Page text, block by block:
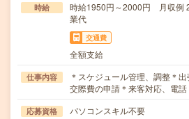
時給
時給1950円～2000円 月収例
業代
交通費
全額支給
仕事内容
＊スケジュール管理、調整＊
交際費の申請＊来客対応、電
応募資格
パソコンスキル不要